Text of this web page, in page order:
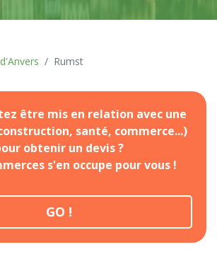
Rumst
être mis en relation avec une
santé, commerce...)
obtenir un devis ?
s'en occupe pour vous !
GO !